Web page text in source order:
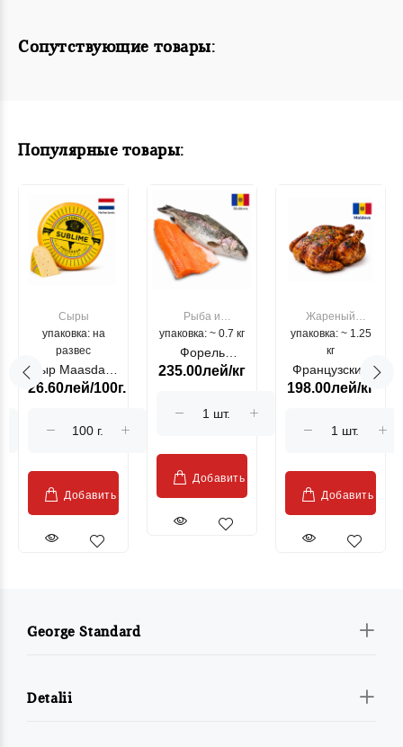
Сопутствующие товары:
Популярные товары:
Сыры
упаковка: на
развес
Сыр Maasdam
Sublime Cow
26.60лей/100г.
Добавить
Рыба и
морепродукты
упаковка: ~ 0.7 кг
Форель
лососевая
Moldovenesc"
235.00лей/кг
Добавить
Жареный
цыпленок
упаковка: ~ 1.25
кг
Французский
гриль, кг
198.00лей/кг
Добавить
George Standard
Detalii